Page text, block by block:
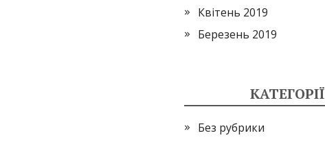
Квітень 2019
Березень 2019
КАТЕГОРІЇ
Без рубрики